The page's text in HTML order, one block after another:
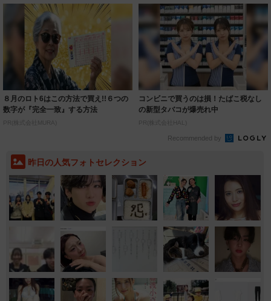
８月のロト6はこの方法で買え!!６つの
数字が『完全一致』する方法
PR(株式会社MURA)
コンビニで買うのは損！たばこ税なし
の新型タバコが爆売れ中
PR(株式会社HAL)
Recommended by
昨日の人気フォトセレクション